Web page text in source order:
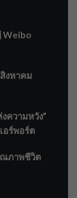
Weibo
งหาคม
ความหวัง”
อร์พอร์ต
ณภาพชีวิต